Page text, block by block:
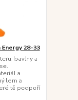
28-33
bavlny a
a
lem a
tě podpoří